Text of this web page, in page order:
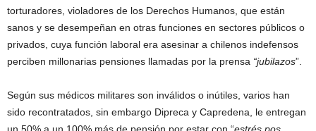
torturadores, violadores de los Derechos Humanos, que están
sanos y se desempeñan en otras funciones en sectores públicos o
privados, cuya función laboral era asesinar a chilenos indefensos
perciben millonarias pensiones llamadas por la prensa “jubilazos”.
Según sus médicos militares son inválidos o inútiles, varios han
sido recontratados, sin embargo Dipreca y Capredena, le entregan